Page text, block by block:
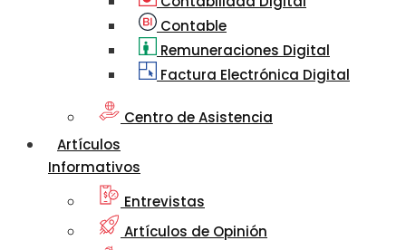
Contable
Remuneraciones Digital
Factura Electrónica Digital
Centro de Asistencia
Artículos
Informativos
Entrevistas
Artículos de Opinión